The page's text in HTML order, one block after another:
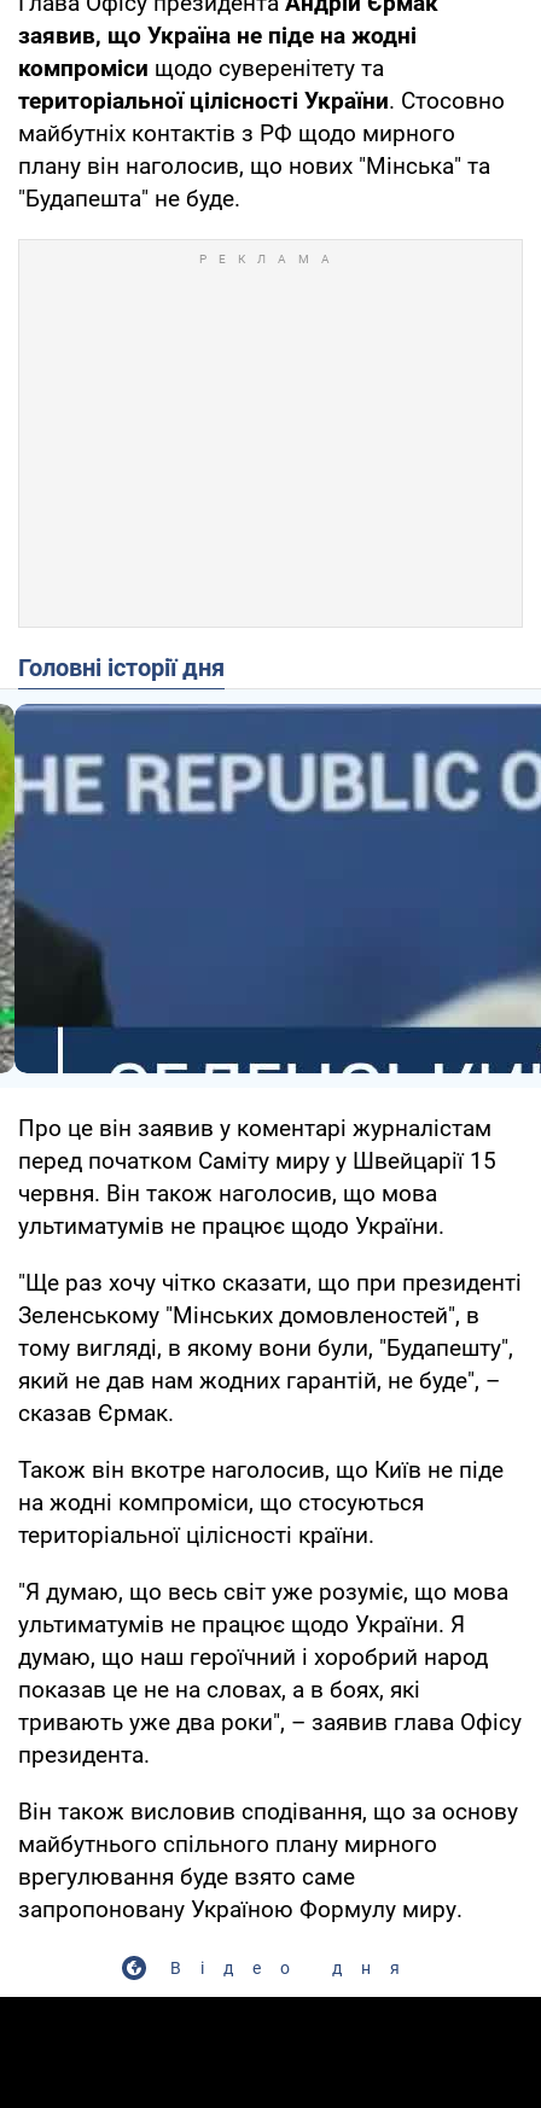
заявив, що Україна не піде на жодні
компроміси щодо суверенітету та
територіальної цілісності України. Стосовно
майбутніх контактів з РФ щодо мирного
плану він наголосив, що нових "Мінська" та
"Будапешта" не буде.
Головні історії дня
Про це він заявив у коментарі журналістам
перед початком Саміту миру у Швейцарії 15
червня. Він також наголосив, що мова
ультиматумів не працює щодо України.
"Ще раз хочу чітко сказати, що при президенті
Зеленському "Мінських домовленостей", в
тому вигляді, в якому вони були, "Будапешту",
який не дав нам жодних гарантій, не буде", –
сказав Єрмак.
Також він вкотре наголосив, що Київ не піде
на жодні компроміси, що стосуються
територіальної цілісності країни.
"Я думаю, що весь світ уже розуміє, що мова
ультиматумів не працює щодо України. Я
думаю, що наш героїчний і хоробрий народ
показав це не на словах, а в боях, які
тривають уже два роки", – заявив глава Офісу
президента.
Він також висловив сподівання, що за основу
майбутнього спільного плану мирного
врегулювання буде взято саме
запропоновану Україною Формулу миру.
Відео дня